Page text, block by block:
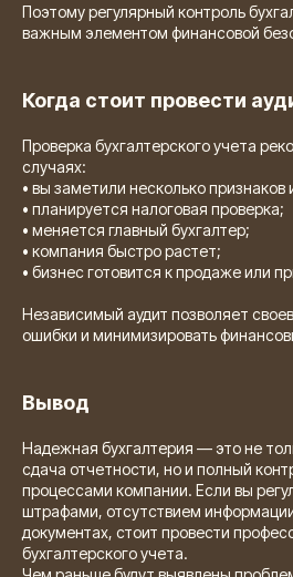
Поэтому регулярный контроль
важным элементом финансовой
Когда стоит провести
Проверка бухгалтерского учета
случаях:
• вы заметили несколько
• планируется налоговая проверка;
• меняется главный бухгалтер;
• компания быстро растет;
• бизнес готовится к продаже или
Независимый аудит позволяет
ошибки и минимизировать
Вывод
Надежная бухгалтерия — это не
сдача отчетности, но и полный
процессами компании. Если вы
штрафами, отсутствием
документах, стоит провести
бухгалтерского учета.